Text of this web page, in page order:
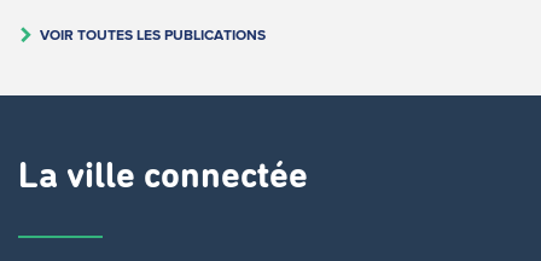
VOIR TOUTES LES PUBLICATIONS
La ville connectée